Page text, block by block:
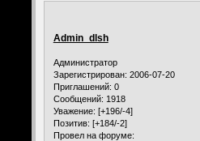
Admin_dlsh
Администратор
Зарегистрирован: 2006-07-20
Приглашений: 0
Сообщений: 1918
Уважение: [+196/-4]
Позитив: [+184/-2]
Провел на форуме: